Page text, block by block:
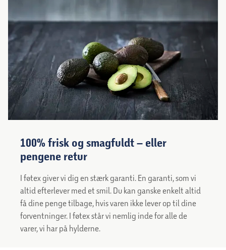
100% frisk og smagfuldt – eller
pengene retur
I føtex giver vi dig en stærk garanti. En garanti, som vi
altid efterlever med et smil. Du kan ganske enkelt altid
få dine penge tilbage, hvis varen ikke lever op til dine
forventninger. I føtex står vi nemlig inde for alle de
varer, vi har på hylderne.